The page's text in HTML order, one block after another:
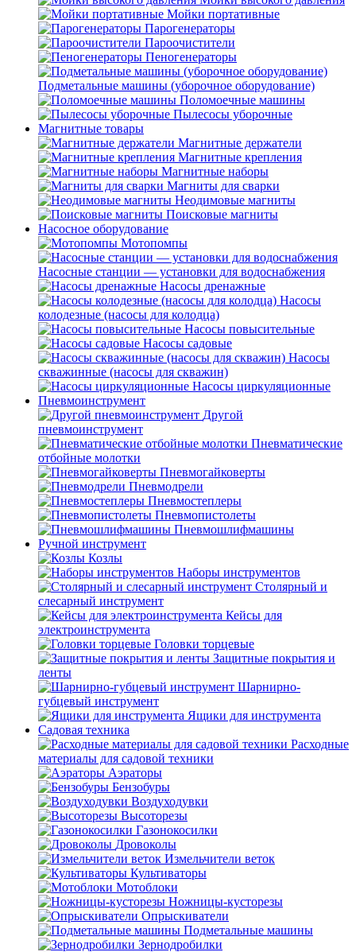
Мойки портативные
Парогенераторы
Пароочистители
Пеногенераторы
Подметальные машины (уборочное оборудование)
Поломоечные машины
Пылесосы уборочные
Магнитные товары
Магнитные держатели
Магнитные крепления
Магнитные наборы
Магниты для сварки
Неодимовые магниты
Поисковые магниты
Насосное оборудование
Мотопомпы
Насосные станции — установки для водоснабжения
Насосы дренажные
Насосы
колодезные (насосы для колодца)
Насосы повысительные
Насосы садовые
Насосы
скважинные (насосы для скважин)
Насосы циркуляционные
Пневмоинструмент
Другой
пневмоинструмент
Пневматические
отбойные молотки
Пневмогайковерты
Пневмодрели
Пневмостеплеры
Пневмопистолеты
Пневмошлифмашины
Ручной инструмент
Козлы
Наборы инструментов
Столярный и
слесарный инструмент
Кейсы для
электроинструмента
Головки торцевые
Защитные покрытия и
ленты
Шарнирно-
губцевый инструмент
Ящики для инструмента
Садовая техника
Расходные
материалы для садовой техники
Аэраторы
Бензобуры
Воздуходувки
Высоторезы
Газонокосилки
Дровоколы
Измельчители веток
Культиваторы
Мотоблоки
Ножницы-кусторезы
Опрыскиватели
Подметальные машины
Зернодробилки